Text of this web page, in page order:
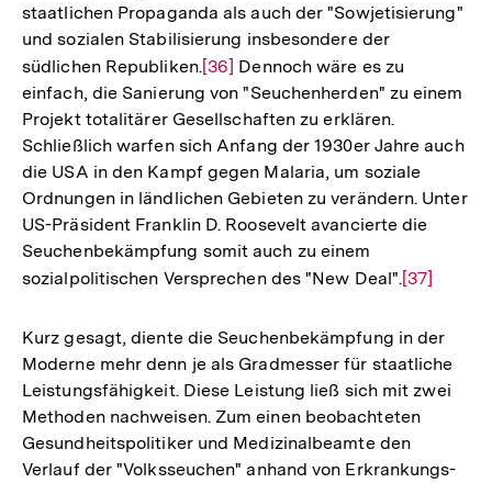
Fußnote
staatlichen Propaganda als auch der "Sowjetisierung"
und sozialen Stabilisierung insbesondere der
südlichen Republiken.Zur
Auflösung
der
Fußnote
[36] Dennoch wäre es zu
einfach, die Sanierung von "Seuchenherden" zu einem
Projekt totalitärer Gesellschaften zu erklären.
Schließlich warfen sich Anfang der 1930er Jahre auch
die USA in den Kampf gegen Malaria, um soziale
Ordnungen in ländlichen Gebieten zu verändern. Unter
US-Präsident Franklin D. Roosevelt avancierte die
Seuchenbekämpfung somit auch zu einem
sozialpolitischen Versprechen des "New Deal".Zur
der
Fußnote
[37]
Kurz gesagt, diente die Seuchenbekämpfung in der
Moderne mehr denn je als Gradmesser für staatliche
Leistungsfähigkeit. Diese Leistung ließ sich mit zwei
Methoden nachweisen. Zum einen beobachteten
Gesundheitspolitiker und Medizinalbeamte den
Verlauf der "Volksseuchen" anhand von Erkrankungs-